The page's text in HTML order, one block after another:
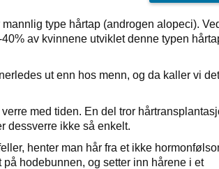
type hårtap (androgen alopeci).
av kvinnene utviklet denne typen
ut enn hos menn, og da kaller vi
med tiden. En del tror
dessverre ikke så enkelt.
henter man hår fra et ikke
hodebunnen, og setter inn hårene i et